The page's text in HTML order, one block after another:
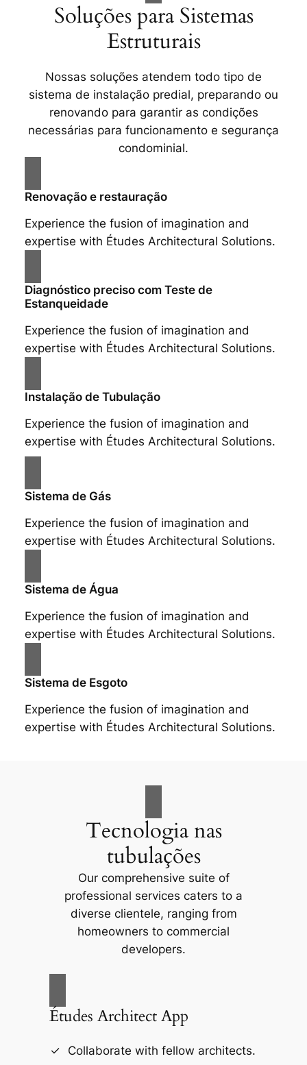
Soluções para Sistemas
Estruturais
Nossas soluções atendem todo tipo de
sistema de instalação predial, preparando ou
renovando para garantir as condições
necessárias para funcionamento e segurança
condominial.
Renovação e restauração
Experience the fusion of imagination and
expertise with Études Architectural Solutions.
Diagnóstico preciso com Teste de
Estanqueidade
Experience the fusion of imagination and
expertise with Études Architectural Solutions.
Instalação de Tubulação
Experience the fusion of imagination and
expertise with Études Architectural Solutions.
Sistema de Gás
Experience the fusion of imagination and
expertise with Études Architectural Solutions.
Sistema de Água
Experience the fusion of imagination and
expertise with Études Architectural Solutions.
Sistema de Esgoto
Experience the fusion of imagination and
expertise with Études Architectural Solutions.
Tecnologia nas
tubulações
Our comprehensive suite of
professional services caters to a
diverse clientele, ranging from
homeowners to commercial
developers.
Études Architect App
Collaborate with fellow architects.